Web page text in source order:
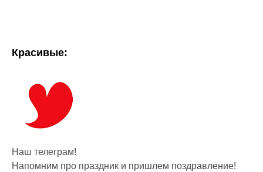
Красивые:
Наш телеграм!
Напомним про праздник и пришлем поздравление!